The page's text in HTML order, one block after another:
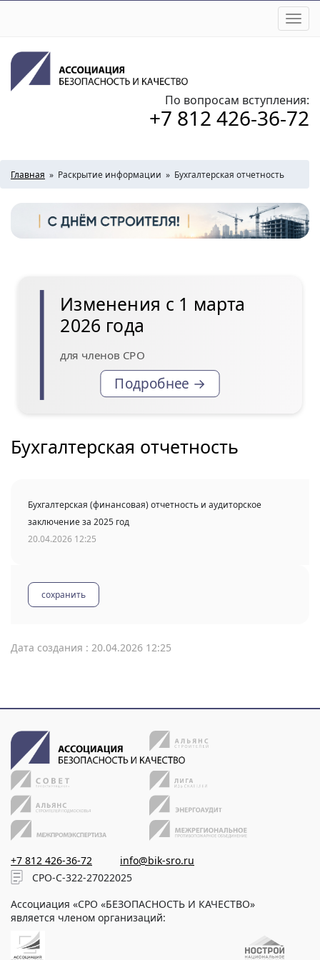
По вопросам вступления:
+7 812 426-36-72
Главная » Раскрытие информации » Бухгалтерская отчетность
Изменения с 1 марта
2026 года
для членов СРО
Подробнее →
Бухгалтерская отчетность
Бухгалтерская (финансовая) отчетность и аудиторское
заключение за 2025 год
20.04.2026 12:25
сохранить
Дата создания : 20.04.2026 12:25
+7 812 426-36-72
info@bik-sro.ru
СРО-С-322-27022025
Ассоциация «СРО «БЕЗОПАСНОСТЬ И КАЧЕСТВО»
является членом организаций: